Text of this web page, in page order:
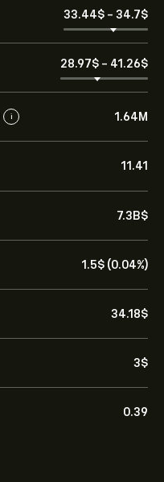
33.44‎$‎ - 34.7‎$‎
28.97‎$‎ - 41.26‎$‎
i 1.64M
11.41
7.3B‎$‎
1.5‎$‎ (0.04%)
34.18‎$‎
3‎$‎
0.39